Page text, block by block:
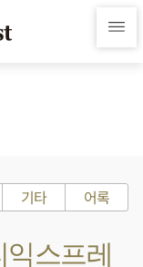
기타 어록
익스프레